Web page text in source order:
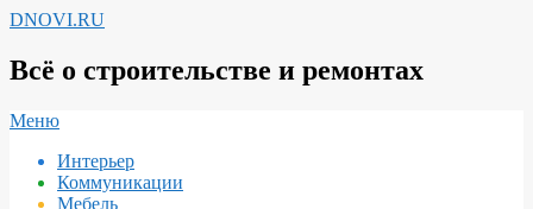
Перейти
содержимому
DNOVI.RU
Всё о строительстве и ремонтах
Вторичное
навигации
Меню
Интерьер
Коммуникации
Мебель